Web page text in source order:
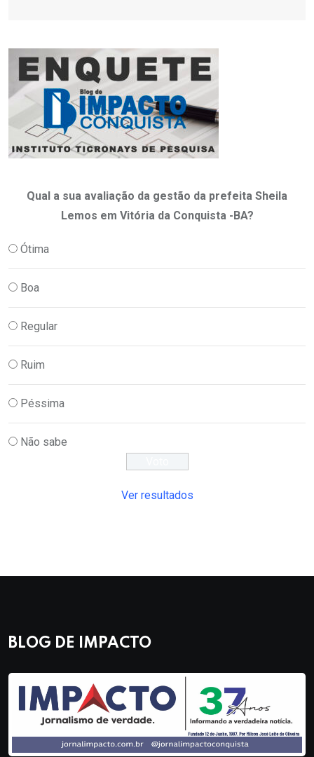
Qual a sua avaliação da gestão da prefeita Sheila
Lemos em Vitória da Conquista -BA?
Ótima
Boa
Regular
Ruim
Péssima
Não sabe
Ver resultados
BLOG DE IMPACTO